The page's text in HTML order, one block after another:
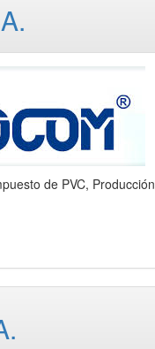
de PVC, Producción